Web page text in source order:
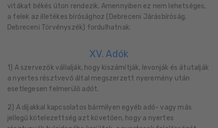
vitákat békés úton rendezik. Amennyiben ez nem lehetséges,
a felek az illetékes bírósághoz (Debreceni Járásbíróság,
Debreceni Törvényszék) fordulhatnak.
XV. Adók
1) A szervezők vállalják, hogy kiszámítják, levonják és átutalják
a nyertes résztvevő által megszerzett nyeremény után
esetlegesen felmerülő adót.
2) A díjakkal kapcsolatos bármilyen egyéb adó- vagy más
jellegű kötelezettség azt követően, hogy a nyertes